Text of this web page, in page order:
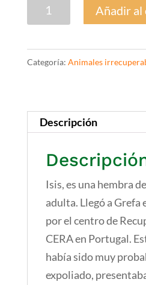
Alimoche
cantidad
Añadir
Categoría: Animales
Descripción
Isis, es una hembra
adulta. Llegó a Grefa
por el centro de
CERA en Portugal.
había sido muy
expoliado,